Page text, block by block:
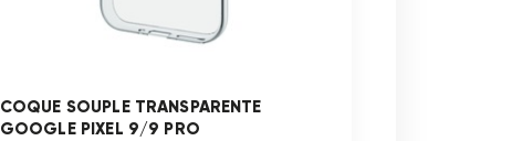
COQUE SOUPLE TRANSPARENTE
GOOGLE PIXEL 9/9 PRO